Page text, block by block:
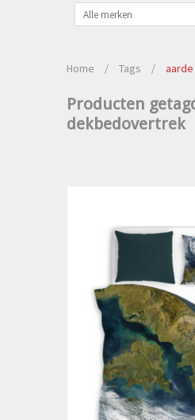
Home / Tags /
Producten
dekbedovertrek